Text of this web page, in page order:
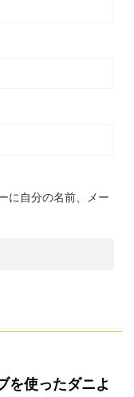
に自分の名前、メー
を使ったダニよ